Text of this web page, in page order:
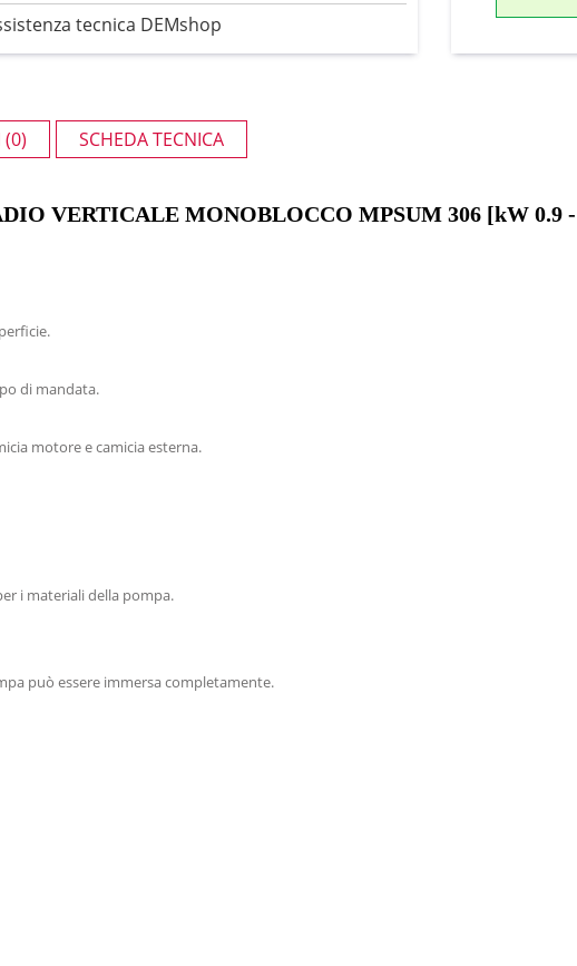
tecnica DEMshop
(0) SCHEDA TECNICA
VERTICALE MONOBLOCCO MPSUM 306 [kW 0.9
di mandata.
motore e camicia esterna.
i materiali della pompa.
può essere immersa completamente.